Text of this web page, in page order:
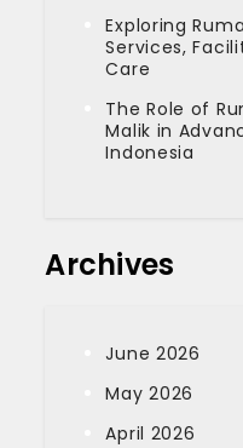
Exploring
Services,
Care
The Role of
Malik in
Indonesia
Archives
June 2026
May 2026
April 2026